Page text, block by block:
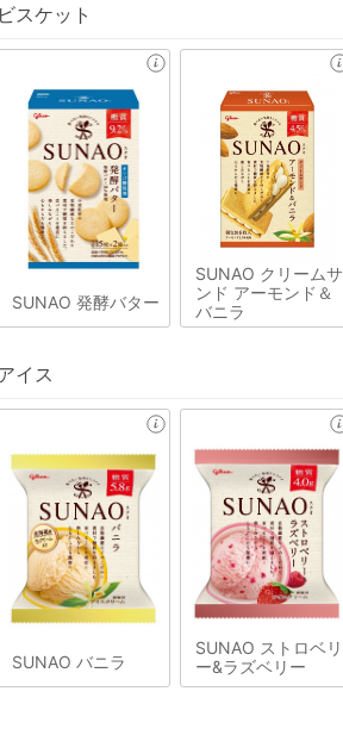
ビスケット
SUNAO 発酵バター
SUNAO クリームサ
ンド アーモンド＆
バニラ
イス
SUNAO バニラ
SUNAO ストロベリ
ー&ラズベリー